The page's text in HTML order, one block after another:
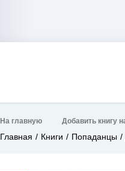
На главную Добавить книгу
Главная Книги Попаданцы